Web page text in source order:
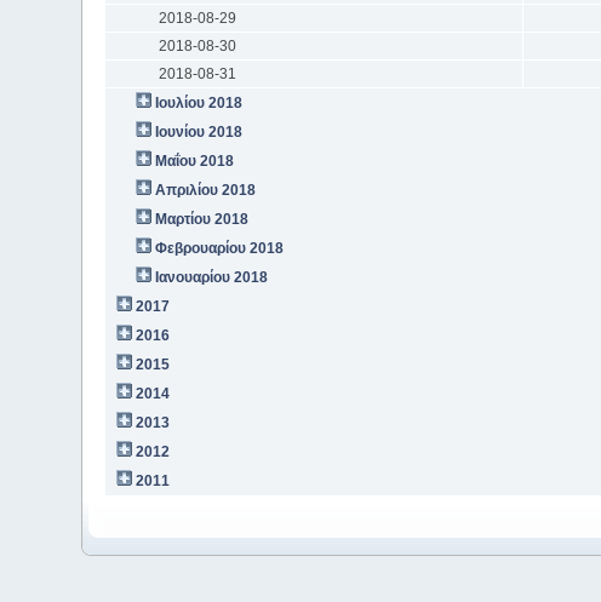
2018-08-29
2018-08-30
2018-08-31
Ιουλίου 2018
Ιουνίου 2018
Μαΐου 2018
Απριλίου 2018
Μαρτίου 2018
Φεβρουαρίου 2018
Ιανουαρίου 2018
2017
2016
2015
2014
2013
2012
2011